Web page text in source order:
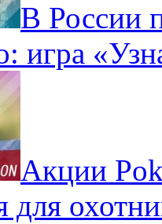
В России
игра
Акции
для